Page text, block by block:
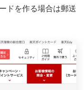
ドを作る場合は郵送